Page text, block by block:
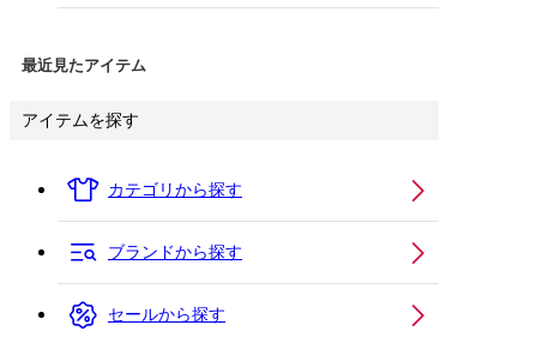
最近見たアイテム
アイテムを探す
カテゴリから探す
ブランドから探す
セールから探す